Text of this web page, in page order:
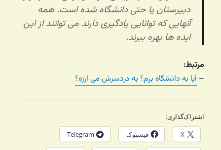
دبیرستان یا حتی دانشگاه شده است. همه
آنهایی که توانایی یادگیری دارند می توانند از این
ایده ها بهره ببرند.
مرتبط:
–آیا به دانشگاه برم؟ به دردسرش می ارزه؟
اشتراک‌گذاری:
X فیسبوک Telegram